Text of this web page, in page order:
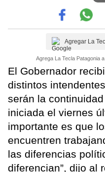
Agregar La
Agrega La Tecla Patagonia
El Gobernador
distintos
serán la
iniciada el viernes
importante es que
encuentren
las diferencias
diferencian”, dijo al